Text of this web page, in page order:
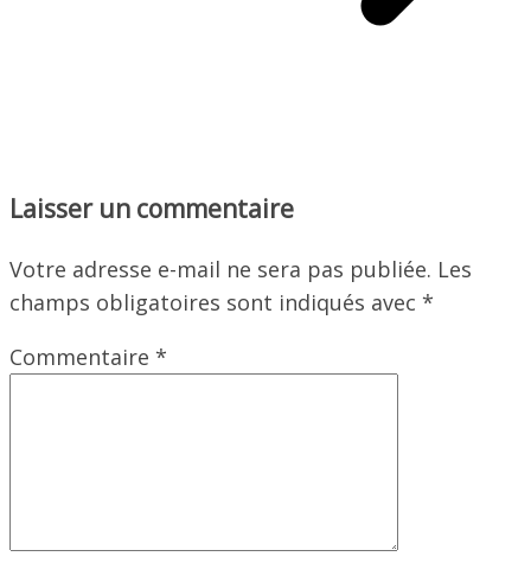
Laisser un commentaire
Votre adresse e-mail ne sera pas publiée. Les
champs obligatoires sont indiqués avec *
Commentaire *